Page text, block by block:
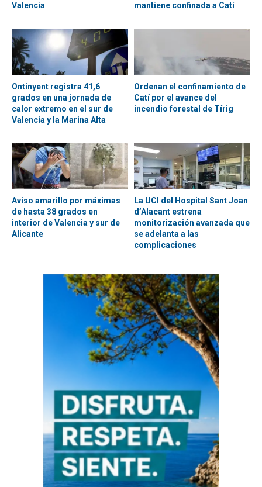
Valencia
mantiene confinada a Catí
Ontinyent registra 41,6
grados en una jornada de
calor extremo en el sur de
Valencia y la Marina Alta
Ordenan el confinamiento de
Catí por el avance del
incendio forestal de Tírig
Aviso amarillo por máximas
de hasta 38 grados en
interior de Valencia y sur de
Alicante
La UCI del Hospital Sant Joan
d’Alacant estrena
monitorización avanzada que
se adelanta a las
complicaciones